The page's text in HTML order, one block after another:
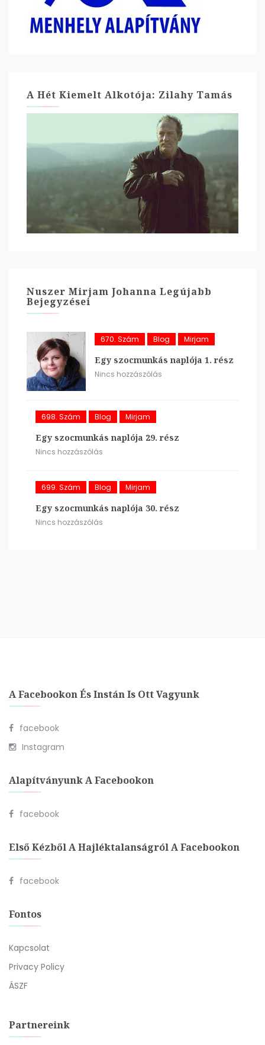
A Hét Kiemelt Alkotója: Zilahy Tamás
Nuszer Mirjam Johanna Legújabb
Bejegyzései
670. Szám Blog Mirjam
Egy szocmunkás naplója 1. rész
Nincs hozzászólás
698. Szám Blog Mirjam
Egy szocmunkás naplója 29. rész
Nincs hozzászólás
699. Szám Blog Mirjam
Egy szocmunkás naplója 30. rész
Nincs hozzászólás
A Facebookon És Instán Is Ott Vagyunk
facebook
Instagram
Alapítványunk A Facebookon
facebook
Első Kézből A Hajléktalanságról A Facebookon
facebook
Fontos
Kapcsolat
Privacy Policy
ÁSZF
Partnereink